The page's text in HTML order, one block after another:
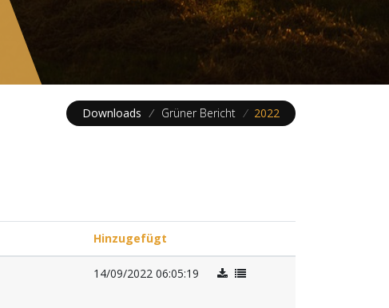
Downloads / Grüner Bericht / 2022
Hinzugefügt
14/09/2022 06:05:19